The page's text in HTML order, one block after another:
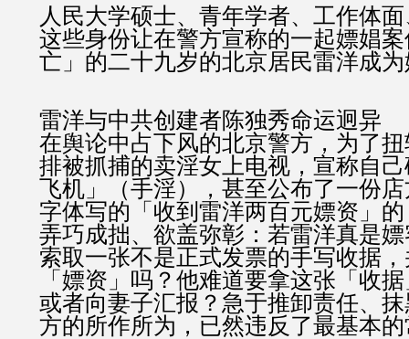
人民大学硕士、青年学者、工作体
这些身份让在警方宣称的一起嫖娼
亡」的二十九岁的北京居民雷洋成
雷洋与中共创建者陈独秀命运迥异
在舆论中占下风的北京警方，为了
排被抓捕的卖淫女上电视，宣称自
飞机」（手淫），甚至公布了一份
字体写的「收到雷洋两百元嫖资」
弄巧成拙、欲盖弥彰：若雷洋真是
索取一张不是正式发票的手写收据
「嫖资」吗？他难道要拿这张「收
或者向妻子汇报？急于推卸责任、
方的所作所为，已然违反了最基本